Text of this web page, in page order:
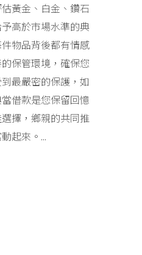
黃金、白金、鑽石
高於市場水準的典
物品背後都有情感
保管環境，確保您
最嚴密的保護，如
借款是您保留回憶
擇，鄉親的共同推
起來。...